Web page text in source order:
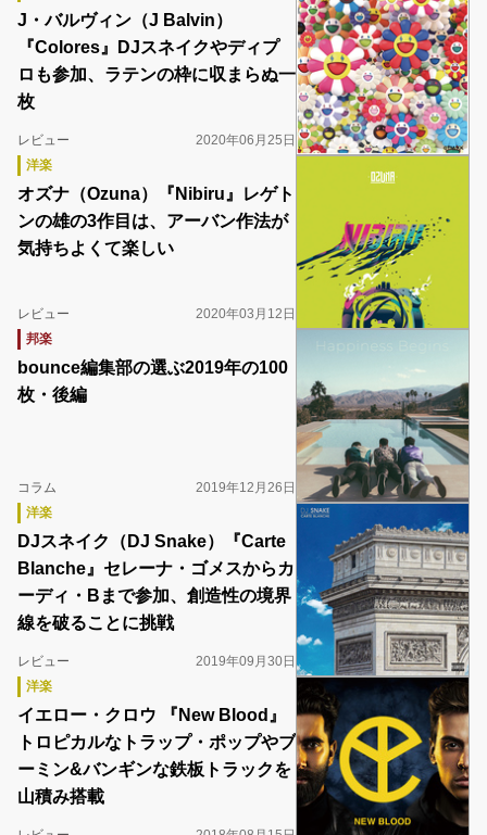
J・バルヴィン（J Balvin）
『Colores』DJスネイクやディプ
ロも参加、ラテンの枠に収まらぬ一
枚
レビュー
2020年06月25日
洋楽
オズナ（Ozuna）『Nibiru』レゲト
ンの雄の3作目は、アーバン作法が
気持ちよくて楽しい
レビュー
2020年03月12日
邦楽
bounce編集部の選ぶ2019年の100
枚・後編
コラム
2019年12月26日
洋楽
DJスネイク（DJ Snake）『Carte
Blanche』セレーナ・ゴメスからカ
ーディ・Bまで参加、創造性の境界
線を破ることに挑戦
レビュー
2019年09月30日
洋楽
イエロー・クロウ 『New Blood』
トロピカルなトラップ・ポップやブ
ーミン&バンギンな鉄板トラックを
山積み搭載